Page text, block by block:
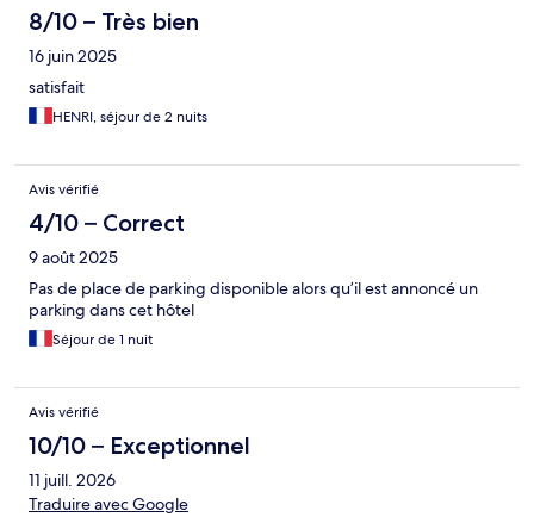
8/10 – Très bien
16 juin 2025
satisfait
HENRI, séjour de 2 nuits
Avis vérifié
4/10 – Correct
9 août 2025
Pas de place de parking disponible alors qu’il est annoncé un
parking dans cet hôtel
Séjour de 1 nuit
Avis vérifié
10/10 – Exceptionnel
11 juill. 2026
Traduire avec Google